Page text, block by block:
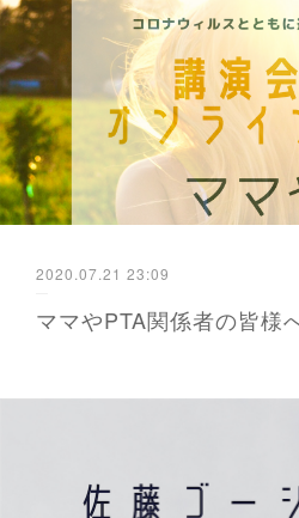
2020.07.21 23:09